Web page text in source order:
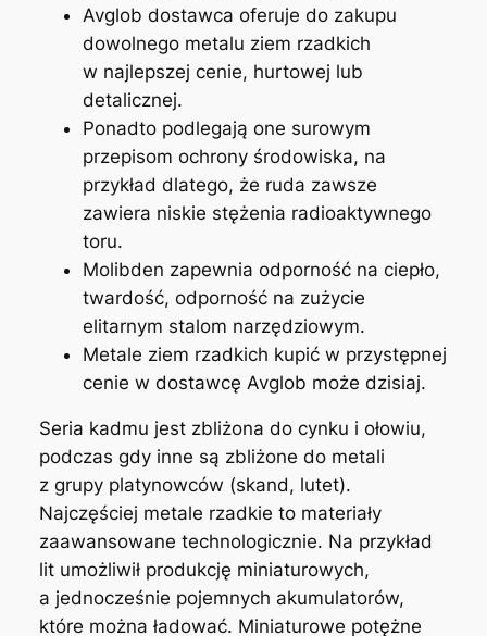
Avglob dostawca oferuje do zakupu
dowolnego metalu ziem rzadkich
w najlepszej cenie, hurtowej lub
detalicznej.
Ponadto podlegają one surowym
przepisom ochrony środowiska, na
przykład dlatego, że ruda zawsze
zawiera niskie stężenia radioaktywnego
toru.
Molibden zapewnia odporność na ciepło,
twardość, odporność na zużycie
elitarnym stalom narzędziowym.
Metale ziem rzadkich kupić w przystępnej
cenie w dostawcę Avglob może dzisiaj.
Seria kadmu jest zbliżona do cynku i ołowiu,
podczas gdy inne są zbliżone do metali
z grupy platynowców (skand, lutet).
Najczęściej metale rzadkie to materiały
zaawansowane technologicznie. Na przykład
lit umożliwił produkcję miniaturowych,
a jednocześnie pojemnych akumulatorów,
które można ładować. Miniaturowe potężne